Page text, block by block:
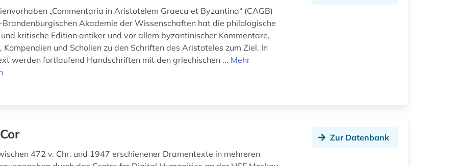
„Commentaria in Aristotelem Graeca et Byzantina“ (CAGB)
Akademie der Wissenschaften hat die philologische
kritische Edition antiker und vor allem byzantinischer Kommentare,
Kompendien und Scholien zu den Schriften des Aristoteles zum Ziel. In
werden fortlaufend Handschriften mit den griechischen ... Mehr
472 v. Chr. und 1947 erschienener Dramentexte in mehreren
Zur Datenbank